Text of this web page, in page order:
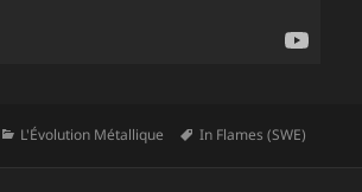
Catégories
L'Évolution Métallique
Mots-
In Flames (SWE)